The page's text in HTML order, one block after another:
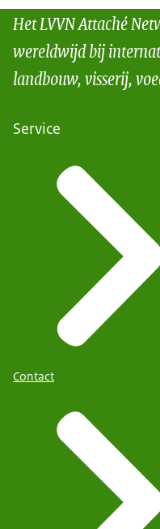
Het LVVN Attaché
wereldwijd bij
landbouw, visserij,
Service
Contact